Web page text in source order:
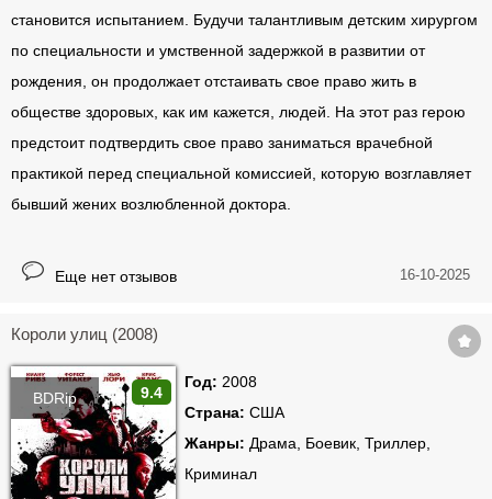
становится испытанием. Будучи талантливым детским хирургом
по специальности и умственной задержкой в развитии от
рождения, он продолжает отстаивать свое право жить в
обществе здоровых, как им кажется, людей. На этот раз герою
предстоит подтвердить свое право заниматься врачебной
практикой перед специальной комиссией, которую возглавляет
бывший жених возлюбленной доктора.
Еще нет отзывов 16-10-2025
Короли улиц (2008)
9.4
BDRip
Год: 2008
Страна: США
Жанры: Драма, Боевик, Триллер,
Криминал